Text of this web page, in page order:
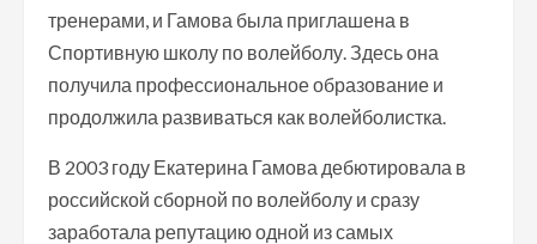
тренерами, и Гамова была приглашена в
Спортивную школу по волейболу. Здесь она
получила профессиональное образование и
продолжила развиваться как волейболистка.
В 2003 году Екатерина Гамова дебютировала в
российской сборной по волейболу и сразу
заработала репутацию одной из самых